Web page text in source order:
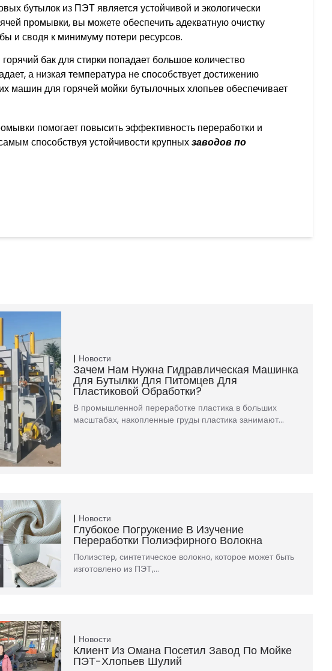
бутылок из ПЭТ является устойчивой и экологически
промывки, вы можете обеспечить адекватную очистку
и сводя к минимуму потери ресурсов.
бак для стирки попадает большое количество
а низкая температура не способствует достижению
машин для горячей мойки бутылочных хлопьев обеспечивает
помогает повысить эффективность переработки и
способствуя устойчивости крупныхзаводов по
Новости
Зачем Нам Нужна Гидравлическая Машинка
Для Бутылки Для Питомцев Для
Пластиковой Обработки?
В промышленной переработке пластика в больших
масштабах, накопленные груды пластика занимают…
Новости
Глубокое Погружение В Изучение
Переработки Полиэфирного Волокна
Полиэстер, синтетическое волокно, которое может быть
изготовлено из ПЭТ,…
Новости
Клиент Из Омана Посетил Завод По Мойке
ПЭТ-Хлопьев Шулий